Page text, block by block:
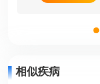
相似疾病